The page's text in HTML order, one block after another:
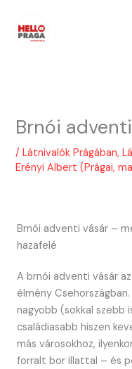
content
Brnói
/Látnivalók Prágában,
Erényi Albert (Prágai,
Brnói adventi vásár –
hazafelé
A brnói adventi vásár
élmény
nagyobb (sokkal szebb
családiasabb hiszen
más városokhoz,
forralt bor illattal – és